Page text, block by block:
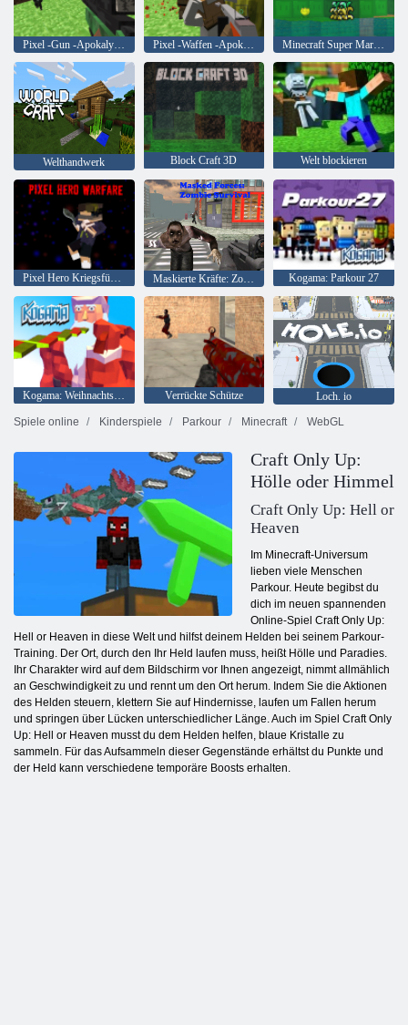
Pixel -Gun -Apokalypse Pixel -Waffen -Apokalypse 2 Minecraft Super Mario Edition
Welthandwerk Block Craft 3D Welt blockieren
Pixel Hero Kriegsführung Maskierte Kräfte: Zombie-Überleben Kogama: Parkour 27
Kogama: Weihnachtsparkour Verrückte Schütze
Loch. io
Spiele online
Kinderspiele Parkour Minecraft WebGL
Craft Only Up:
Hölle oder Himmel
Craft Only Up: Hell or
Heaven
Im Minecraft-Universum
lieben viele Menschen
Parkour. Heute begibst du
dich im neuen spannenden
Online-Spiel Craft Only Up:
Hell or Heaven in diese Welt und hilfst deinem Helden bei seinem Parkour-
Training. Der Ort, durch den Ihr Held laufen muss, heißt Hölle und Paradies.
Ihr Charakter wird auf dem Bildschirm vor Ihnen angezeigt, nimmt allmählich
an Geschwindigkeit zu und rennt um den Ort herum. Indem Sie die Aktionen
des Helden steuern, klettern Sie auf Hindernisse, laufen um Fallen herum
und springen über Lücken unterschiedlicher Länge. Auch im Spiel Craft Only
Up: Hell or Heaven musst du dem Helden helfen, blaue Kristalle zu
sammeln. Für das Aufsammeln dieser Gegenstände erhältst du Punkte und
der Held kann verschiedene temporäre Boosts erhalten.